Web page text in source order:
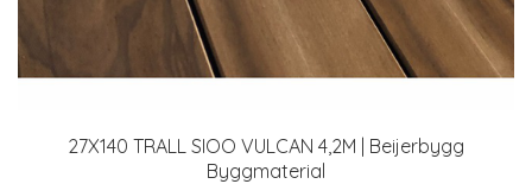
27X140 TRALL SIOO VULCAN 4,2M | Beijerbygg
Byggmaterial